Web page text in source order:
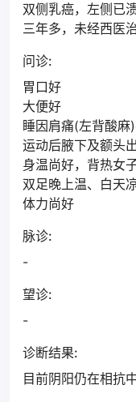
双侧乳癌，左侧已
三年多，未经西医治
问诊:
胃口好
大便好
睡因肩痛(左背酸麻
运动后腋下及额头
身温尚好，背热女
双足晚上温、白天
体力尚好
脉诊:
-
望诊:
-
诊断结果:
目前阴阳仍在相抗